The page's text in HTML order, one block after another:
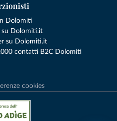
Dolomiti
su Dolomiti.it
su Dolomiti.it
contatti B2C Dolomiti
cookies